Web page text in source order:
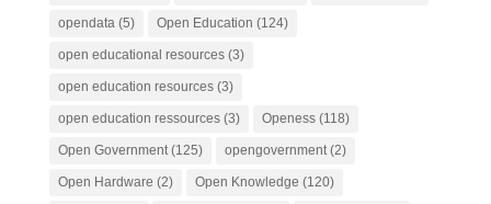
opendata(5) Open Education (124)
open educational resources(3)
open education resources(3)
open education ressources(3) Openess(118)
Open Government(125) opengovernment(2)
Open Hardware (2) Open Knowledge (120)